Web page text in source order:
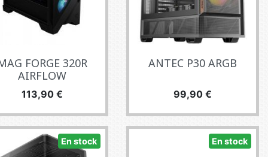
FORGE 320R
AIRFLOW
Precio
113,90 €
ANTEC P30 ARGB
Precio
99,90 €
En stock En stock